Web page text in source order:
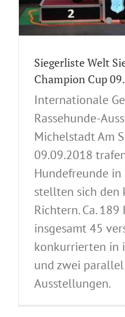
Siegerliste Welt
Champion Cup
Internationale
Rassehunde-
Michelstadt Am
09.09.2018
Hundefreunde
stellten sich den
Richtern. Ca.
insgesamt 45
konkurrierten in
und zwei
Ausstellungen.